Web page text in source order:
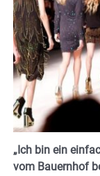
„Ich bin ein
vom Bauernhof